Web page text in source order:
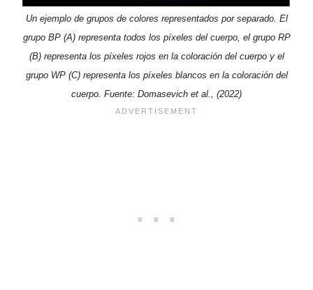
Un ejemplo de grupos de colores representados por separado. El
grupo BP (A) representa todos los píxeles del cuerpo, el grupo RP
(B) representa los píxeles rojos en la coloración del cuerpo y el
grupo WP (C) representa los píxeles blancos en la coloración del
cuerpo. Fuente: Domasevich et al., (2022)